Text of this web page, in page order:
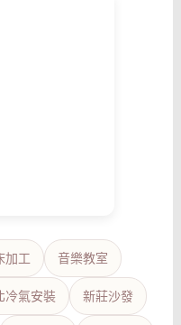
加工 音樂教室
冷氣安裝 新莊沙發